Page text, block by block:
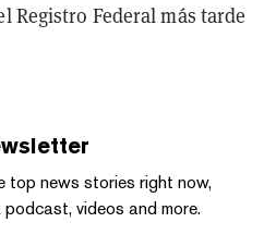
Registro Federal más tarde
top news stories right now,
videos and more.